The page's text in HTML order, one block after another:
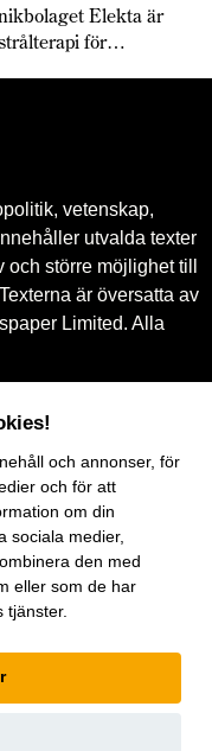
Elekta är
för
EKN.
vetenskap,
utvalda texter
större möjlighet till
är översatta av
Limited. Alla
och annonser, för
och för att
om din
sociala medier,
den med
eller som de har
tjänster.